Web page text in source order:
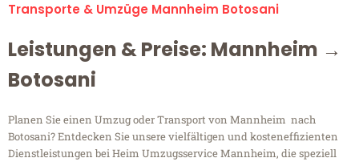
Transporte & Umzüge Mannheim Botosani
Leistungen & Preise: Mannheim →
Botosani
Planen Sie einen Umzug oder Transport von Mannheim nach
Botosani? Entdecken Sie unsere vielfältigen und kosteneffizienten
Dienstleistungen bei Heim Umzugsservice Mannheim, die speziell